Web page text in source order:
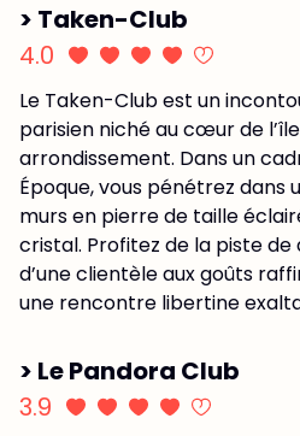
> Taken-Club
4.0
Le Taken-Club est un
parisien niché au cœur de
arrondissement. Dans un
Époque, vous pénétrez dans
murs en pierre de taille
cristal. Profitez de la piste
d’une clientèle aux goûts
une rencontre libertine
> Le Pandora Club
3.9